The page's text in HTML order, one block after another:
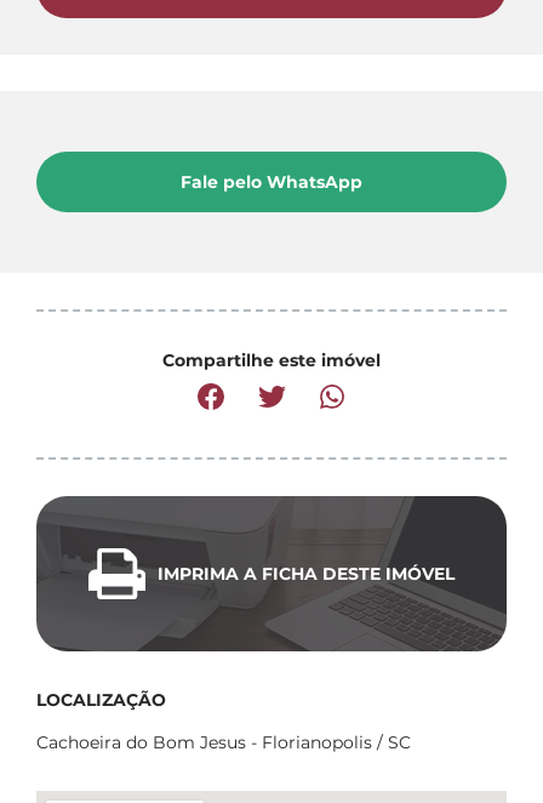
Fale pelo WhatsApp
Compartilhe este imóvel
IMPRIMA A FICHA DESTE IMÓVEL
LOCALIZAÇÃO
Cachoeira do Bom Jesus - Florianopolis / SC